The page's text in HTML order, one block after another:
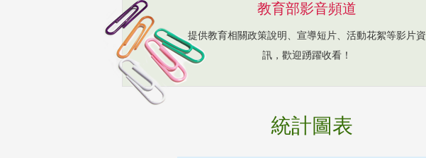
教育部影音頻道
提供教育相關政策說明、宣導短片、活動花絮等影片資
訊，歡迎踴躍收看！
統計圖表